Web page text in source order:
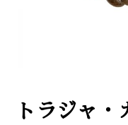
トラジャ・